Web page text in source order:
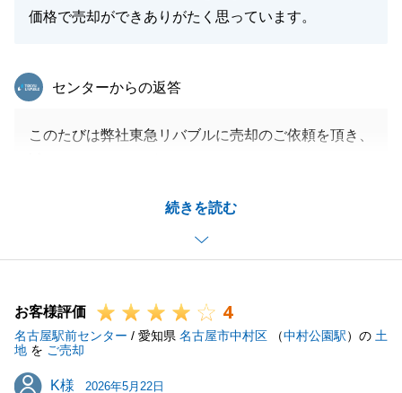
価格で売却ができありがたく思っています。
続きを読む
東急リバブル
センターからの返答
このたびは弊社東急リバブルに売却のご依頼を頂き、
です。ご契約後も解体工事、土地分筆等で何度もお時
間を頂き、ご協力を頂きましてありがとうございまし
た。
軽にご連絡下さい。
今後とも宜しくお願い致します。
お客様評価 4
名古屋駅前センター / 愛知県 名古屋市中村区 （中村公園駅）の 土
地 を ご売却
K様
K様 2026年5月22日